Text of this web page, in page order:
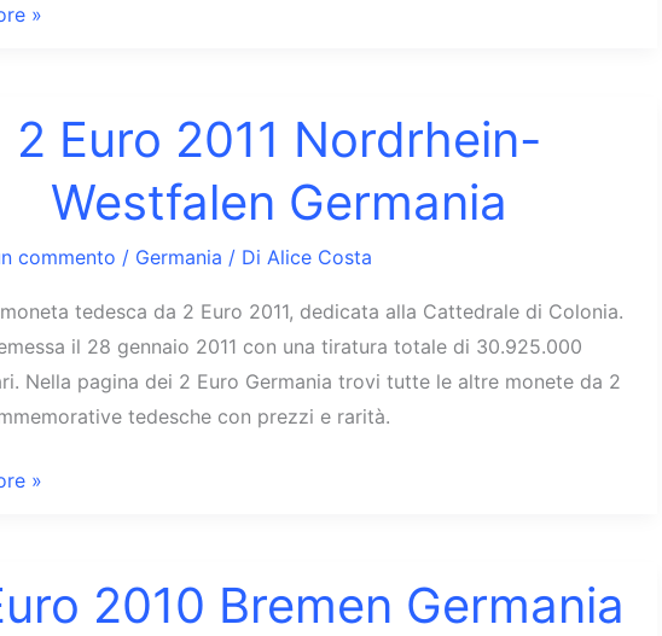
»
2 Euro 2011 Nordrhein-
Westfalen Germania
commento / Germania / Di Alice Costa
tedesca da 2 Euro 2011, dedicata alla Cattedrale di Colonia.
il 28 gennaio 2011 con una tiratura totale di 30.925.000
Nella pagina dei 2 Euro Germania trovi tutte le altre monete da 2
tedesche con prezzi e rarità.
»
2010 Bremen Germania